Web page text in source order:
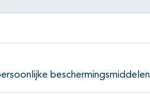
beschermingsmiddelen